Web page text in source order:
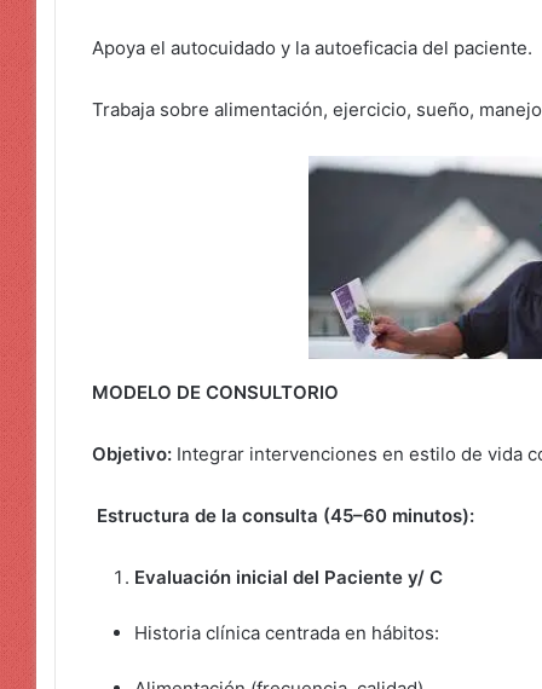
Apoya el autocuidado y la autoeficacia del paciente.
Trabaja sobre alimentación, ejercicio, sueño,
MODELO DE CONSULTORIO
Objetivo: Integrar intervenciones en estilo de vida
Estructura de la consulta (45–60 minutos):
Evaluación inicial del Paciente y/ C
Historia clínica centrada en hábitos: